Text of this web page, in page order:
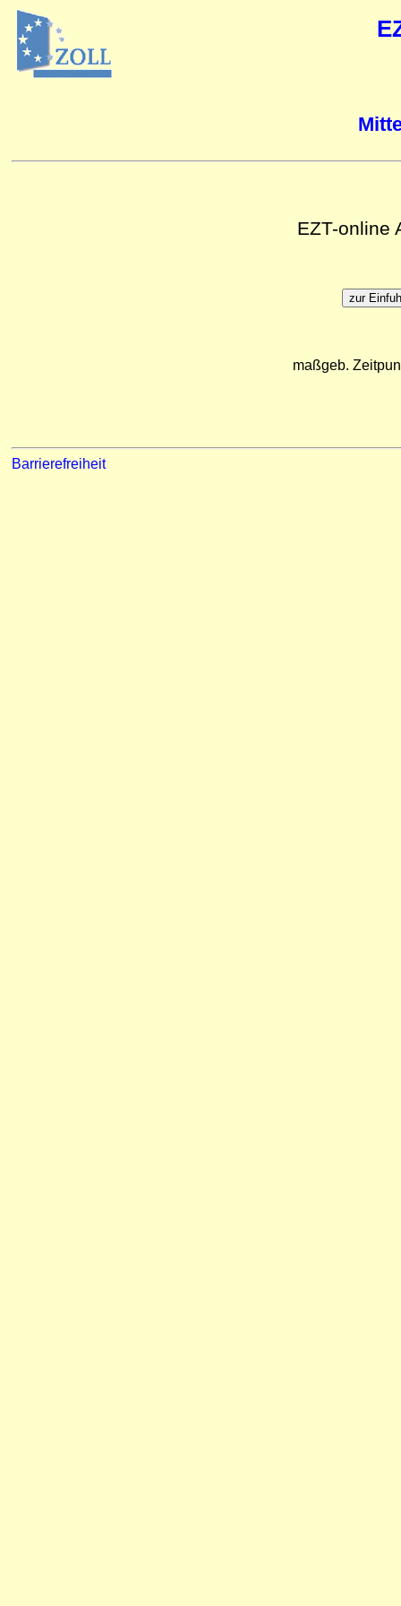
EZT-online
maßgeb.
Barrierefreiheit